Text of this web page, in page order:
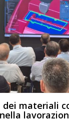
dei materiali